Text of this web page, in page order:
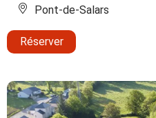
Pont-de-Salars
Réserver